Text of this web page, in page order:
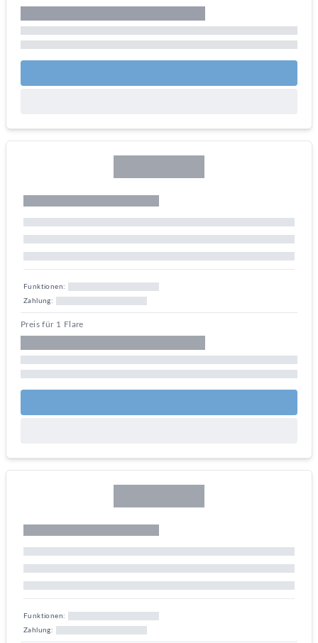
Funktionen:
Zahlung:
Preis für 1 Flare
Funktionen:
Zahlung: